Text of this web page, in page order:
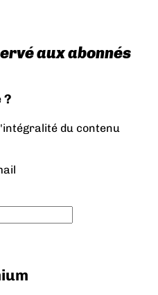
aux abonnés
?
du contenu